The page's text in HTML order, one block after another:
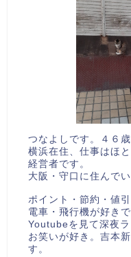
つなよしです。４６歳
横浜在住、仕事はほ
経営者です。
大阪・守口に住んで
ポイント・節約・値
電車・飛行機が好き
Youtubeを見て深夜ラ
お笑いが好き。吉本
す。